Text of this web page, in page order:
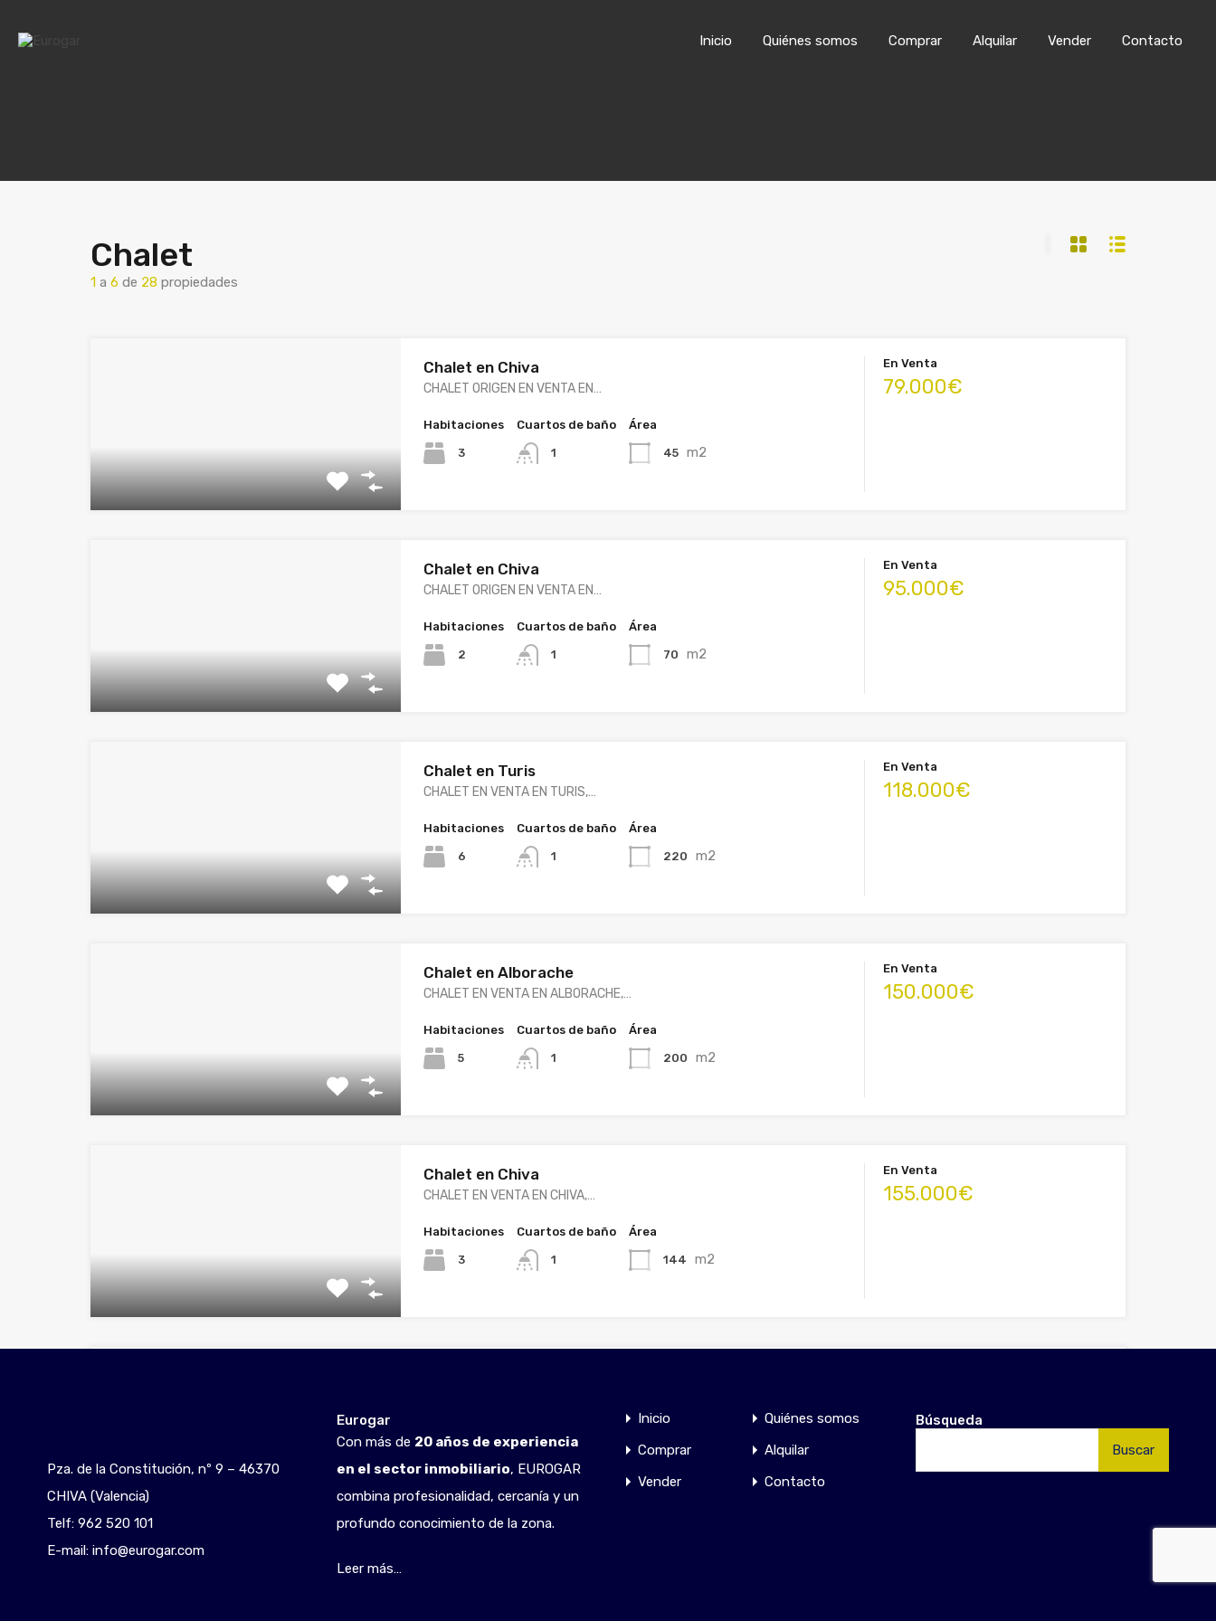
Quiénes somos Comprar Alquilar Vender Contacto
Inicio Quiénes somos Comprar Alquilar Vender Contacto
Chalet
1 a 6 de 28 propiedades
Chalet en Chiva
CHALET ORIGEN EN VENTA EN…
Habitaciones
3
Cuartos de baño
1
Área
45 m2
En Venta
79.000€
Chalet en Chiva
CHALET ORIGEN EN VENTA EN…
Habitaciones
2
Cuartos de baño
1
Área
70 m2
En Venta
95.000€
Chalet en Turis
CHALET EN VENTA EN TURIS,…
Habitaciones
6
Cuartos de baño
1
Área
220 m2
En Venta
118.000€
Chalet en Alborache
CHALET EN VENTA EN ALBORACHE,…
Habitaciones
5
Cuartos de baño
1
Área
200 m2
En Venta
150.000€
Chalet en Chiva
CHALET EN VENTA EN CHIVA,…
Habitaciones
3
Cuartos de baño
1
Área
144 m2
En Venta
155.000€
Habitaciones
3
Cuartos de baño
1 700
Pza. de la Constitución, nº 9 – 46370
CHIVA (Valencia)
Telf: 962 520 101
E-mail: info@eurogar.com
Eurogar
Con más de 20 años de experiencia
en el sector inmobiliario, EUROGAR
combina profesionalidad, cercanía y un
profundo conocimiento de la zona.
Leer más…
Inicio
Quiénes somos
Comprar
Alquilar
Vender
Contacto
Búsqueda